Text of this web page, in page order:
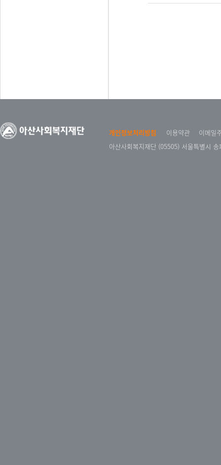
개인정보처리방침 이용약관
이메일
아산사회복지재단 (05505) 서울특별시